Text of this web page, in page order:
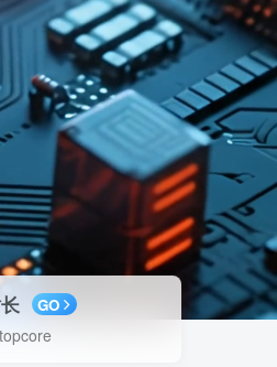
GO